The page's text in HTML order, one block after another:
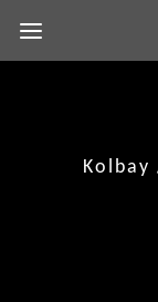
Kolbay